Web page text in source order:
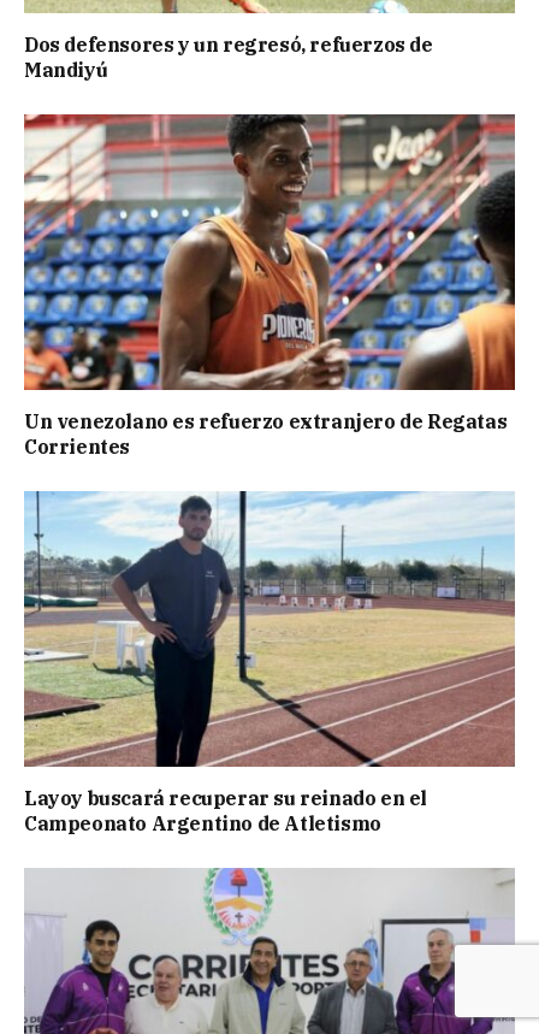
Dos defensores y un regresó, refuerzos de
Mandiyú
Un venezolano es refuerzo extranjero de Regatas
Corrientes
Layoy buscará recuperar su reinado en el
Campeonato Argentino de Atletismo